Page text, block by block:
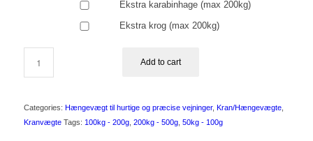
Ekstra karabinhage (max 200kg)
Ekstra krog (max 200kg)
Add to cart
Categories: Hængevægt til hurtige og præcise vejninger, Kran/Hængevægte,
Kranvægte Tags: 100kg - 200g, 200kg - 500g, 50kg - 100g